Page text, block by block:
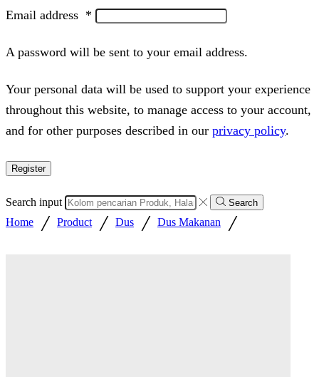
Email address *
A password will be sent to your email address.
Your personal data will be used to support your experience
throughout this website, to manage access to your account,
and for other purposes described in our privacy policy.
Register
Search input Search
Home / Product / Dus / Dus Makanan /